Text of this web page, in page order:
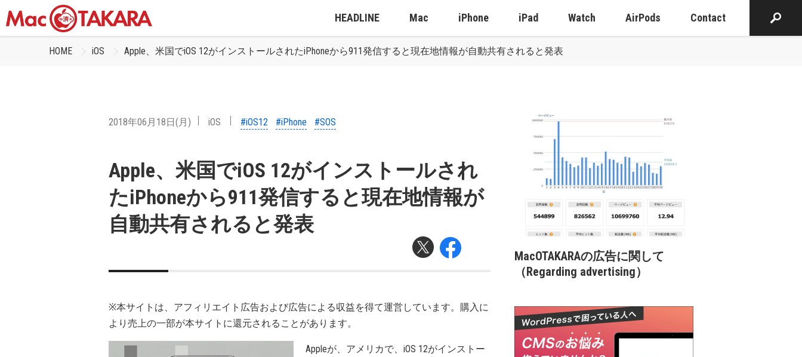
HEADLINE Mac iPhone iPad Watch AirPods Contact
HOME iOS Apple、米国でiOS 12がインストールされたiPhoneから911発信すると現在地情報が自動共有されると発表
2018年06月18日(月) iOS #iOS12 #iPhone #SOS
Apple、米国でiOS 12がインストールされ
たiPhoneから911発信すると現在地情報が
自動共有されると発表
※本サイトは、アフィリエイト広告および広告による収益を得て運営しています。購入に
より売上の一部が本サイトに還元されることがあります。
Appleが、アメリカで、iOS 12がインストー
MacOTAKARAの広告に関して
（Regarding advertising）